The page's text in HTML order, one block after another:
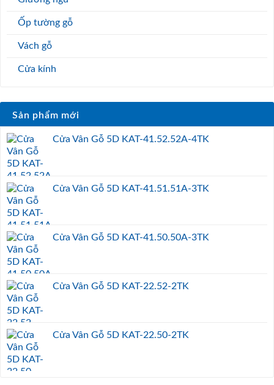
Ốp tường gỗ
Vách gỗ
Cửa kính
Sản phẩm mới
Cửa Vân Gỗ 5D KAT-41.52.52A-4TK
Cửa Vân Gỗ 5D KAT-41.51.51A-3TK
Cửa Vân Gỗ 5D KAT-41.50.50A-3TK
Cửa Vân Gỗ 5D KAT-22.52-2TK
Cửa Vân Gỗ 5D KAT-22.50-2TK